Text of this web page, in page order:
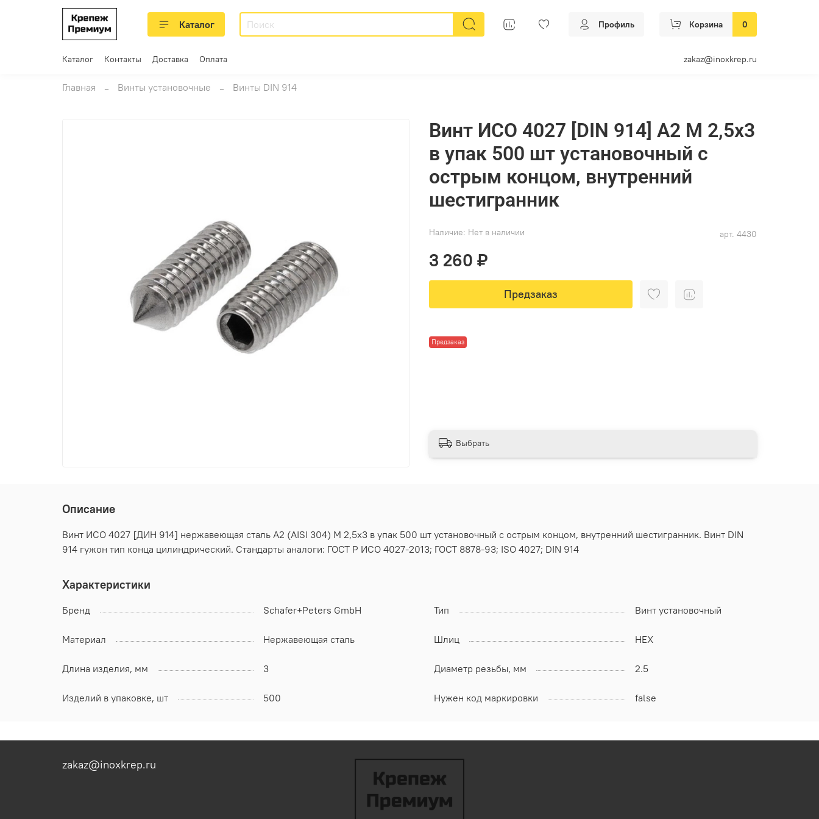
Каталог Профиль Корзина 0
Каталог Контакты Доставка Оплата zakaz@inoxkrep.ru
Главная Винты установочные Винты DIN 914
арт. 4430
Наличие: Нет в наличии
Предзаказ
Винт ИСО 4027 [DIN 914] А2 M 2,5х3
в упак 500 шт установочный с
острым концом, внутренний
шестигранник
3 260 ₽
Предзаказ
Выбрать
Описание
Винт ИСО 4027 [ДИН 914] нержавеющая сталь А2 (AISI 304) M 2,5х3 в упак 500 шт установочный с острым концом, внутренний шестигранник. Винт DIN
914 гужон тип конца цилиндрический. Стандарты аналоги: ГОСТ Р ИСО 4027-2013; ГОСТ 8878-93; ISO 4027; DIN 914
Характеристики
Бренд Schafer+Peters GmbH Тип Винт установочный
Материал Нержавеющая сталь Шлиц HEX
Длина изделия, мм 3 Диаметр резьбы, мм 2.5
Изделий в упаковке, шт 500 Нужен код маркировки false
zakaz@inoxkrep.ru